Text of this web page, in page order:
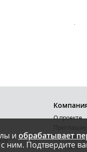
и обрабатывает
ним. Подтвердите
О проекте
Условия
Контакты